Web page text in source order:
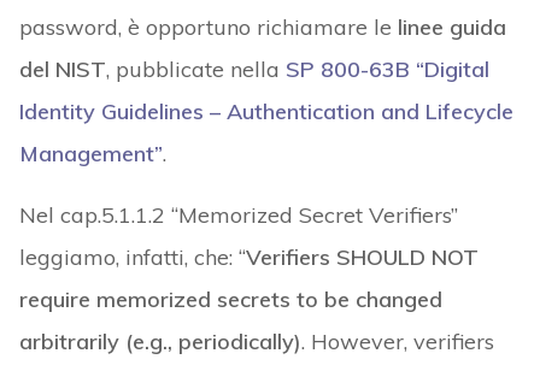
password, è opportuno richiamare le linee guida
del NIST, pubblicate nella SP 800-63B “Digital
Identity Guidelines – Authentication and Lifecycle
Management”.
Nel cap.5.1.1.2 “Memorized Secret Verifiers”
leggiamo, infatti, che: “Verifiers SHOULD NOT
require memorized secrets to be changed
arbitrarily (e.g., periodically). However, verifiers